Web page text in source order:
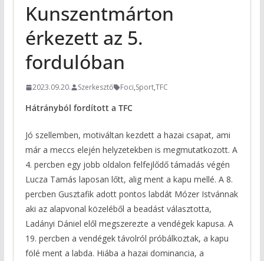
Kunszentmárton
érkezett az 5.
fordulóban
2023.09.20. Szerkesztő Foci,Sport,TFC
Hátrányból fordított a TFC
Jó szellemben, motiváltan kezdett a hazai csapat, ami
már a meccs elején helyzetekben is megmutatkozott. A
4. percben egy jobb oldalon felfejlődő támadás végén
Lucza Tamás laposan lőtt, alig ment a kapu mellé. A 8.
percben Gusztafik adott pontos labdát Mózer Istvánnak
aki az alapvonal közeléből a beadást választotta,
Ladányi Dániel elől megszerezte a vendégek kapusa. A
19. percben a vendégek távolról próbálkoztak, a kapu
fölé ment a labda. Hiába a hazai dominancia, a